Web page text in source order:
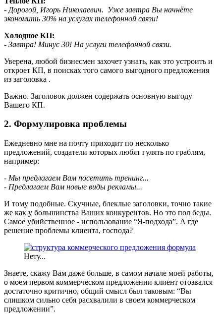
- Дорогой, Игорь Николаевич. Уже завтра Вы начнёте
экономить 30% на услугах телефонной связи!
Холодное КП:
- Завтра! Минус 30! На услуги телефонной связи.
Уверена, любой бизнесмен захочет узнать, как это устроить и
откроет КП, в поисках того самого выгодного предложения
из заголовка .
Важно. Заголовок должен содержать основную выгоду
Вашего КП.
2. Формулировка проблемы
Ежедневно мне на почту приходит по несколько
предложений, создатели которых любят гулять по граблям,
например:
- Мы предлагаем Вам посетить тренинг...
- Предлагаем Вам новые виды рекламы...
И тому подобные. Скучные, блеклые заголовки, точно такие
же как у большинства Ваших конкурентов. Но это пол беды.
Самое убийственное - использование “Я-подхода”. А где
решение проблемы клиента, господа?
Нету...
Знаете, скажу Вам даже больше, в самом начале моей работы,
о моем первом коммерческом предложении клиент отозвался
достаточно критично, общий смысл был таковым: “Вы
слишком сильно себя расхвалили в своем коммерческом
предложении”.